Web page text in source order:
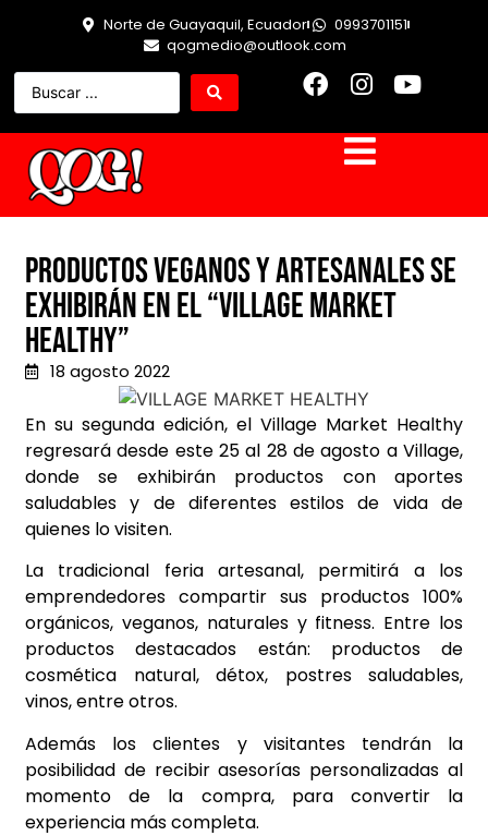
Norte de Guayaquil, Ecuador
0993701151
qogmedio@outlook.com
Productos veganos y artesanales se
exhibirán en el “Village Market
Healthy”
18 agosto 2022
En su segunda edición, el Village Market Healthy
regresará desde este 25 al 28 de agosto a Village,
donde se exhibirán productos con aportes
saludables y de diferentes estilos de vida de
quienes lo visiten.
La tradicional feria artesanal, permitirá a los
emprendedores compartir sus productos 100%
orgánicos, veganos, naturales y fitness. Entre los
productos destacados están: productos de
cosmética natural, détox, postres saludables,
vinos, entre otros.
Además los clientes y visitantes tendrán la
posibilidad de recibir asesorías personalizadas al
momento de la compra, para convertir la
experiencia más completa.